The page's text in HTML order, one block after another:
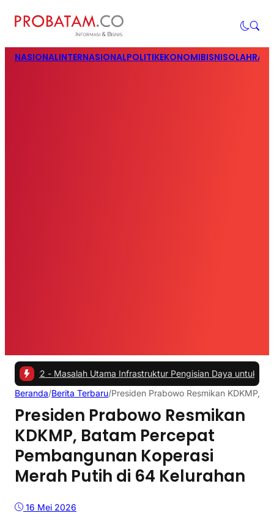
NASIONALINTERNASIONALPOLITIKEKONOMIBISNIS
Masalah Utama Infrastruktur Pengisian Daya untuk Mobil Listrik
Beranda/Berita Terbaru/Presiden Prabowo Resmikan KDKMP,
Presiden Prabowo Resmikan
KDKMP, Batam Percepat
Pembangunan Koperasi
Merah Putih di 64 Kelurahan
16 Mei 2026